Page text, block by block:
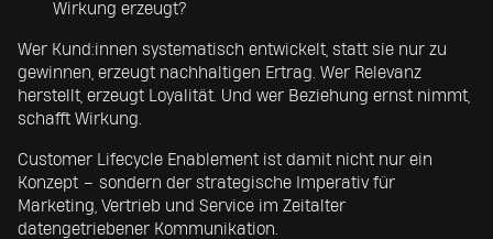
Wirkung erzeugt?
Wer Kund:innen systematisch entwickelt, statt sie nur zu
gewinnen, erzeugt nachhaltigen Ertrag. Wer Relevanz
herstellt, erzeugt Loyalität. Und wer Beziehung ernst nimmt,
schafft Wirkung.
Customer Lifecycle Enablement ist damit nicht nur ein
Konzept – sondern der strategische Imperativ für
Marketing, Vertrieb und Service im Zeitalter
datengetriebener Kommunikation.